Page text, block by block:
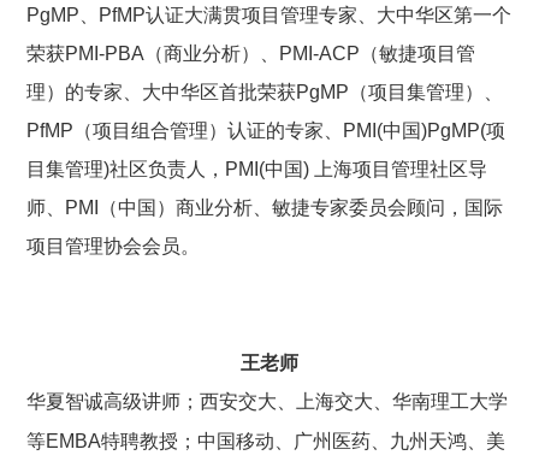
PgMP、PfMP认证大满贯项目管理专家、 大中华区第一个
荣获PMI-PBA（商业分析）、PMI-ACP（敏捷项目管
理）的专家、 大中华区首批荣获PgMP（项目集管理）、
PfMP（项目组合管理）认证的专家、 PMI(中国)PgMP(项
目集管理)社区负责人，PMI(中国) 上海项目管理社区导
师、 PMI（中国）商业分析、敏捷专家委员会顾问，国际
项目管理协会会员。
王老师
华夏智诚高级讲师；西安交大、上海交大、华南理工大学
等EMBA特聘教授；中国移动、广州医药、九州天鸿、美